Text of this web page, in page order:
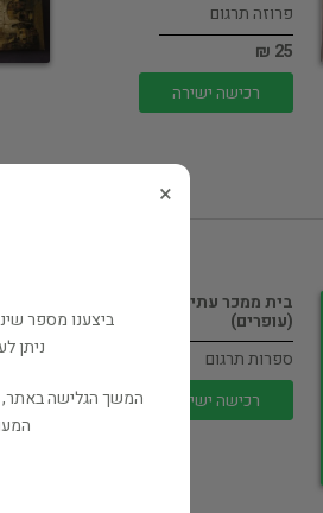
פרוזה תרגום
25 ₪
רכישה ישירה
בית ממכר עתיקות
(עופרים)
ספרות תרגום
רכישה ישירה
×
ביצענו מספר
ניתן
המשך הגלישה באתר,